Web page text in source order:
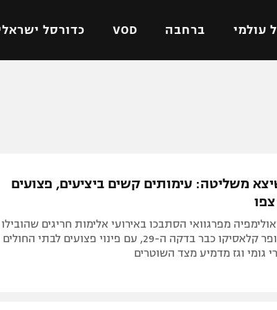
עולמי ברחבה VOD כדורסל
ישראל
ליגה גרמנית
ליגה איטלקית
ליגה צרפתית
מכבי תל אביב
הפועל ירושלים
משליטה: עימותים קשים ביציעים, פצועים
צפו
מפרגוואי הסתבכו באירועי אלימות חריגים שהובילו
להפסקת הסופר קלאסיקו כבר בדקה ה-29, עם פינוי פצועים לבתי החולים
גומי וגז מדמיע מצד השוטרים